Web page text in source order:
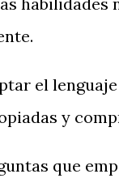
el
y
que